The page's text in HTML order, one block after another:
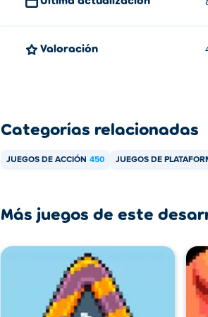
Valoración
Categorías relacionadas
JUEGOS DE ACCIÓN 450 JUEGOS DE
Más juegos de este